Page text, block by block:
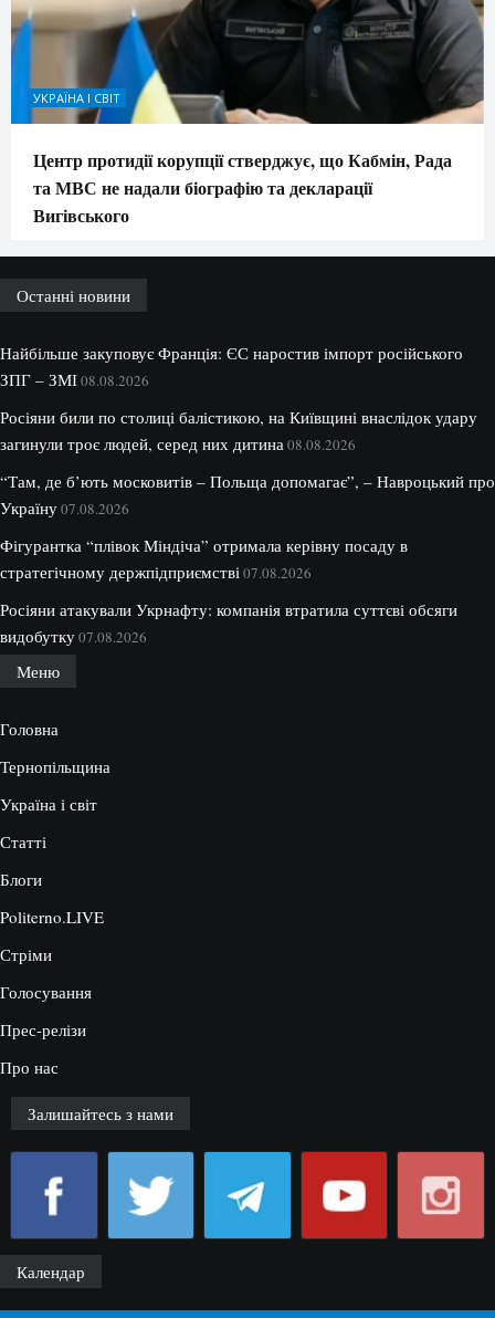
УКРАЇНА І СВІТ
Центр протидії корупції стверджує, що Кабмін, Рада
та МВС не надали біографію та декларації
Вигівського
Останні новини
Найбільше закуповує Франція: ЄС наростив імпорт російського
ЗПГ – ЗМІ08.08.2026
Росіяни били по столиці балістикою, на Київщині внаслідок удару
загинули троє людей, серед них дитина 08.08.2026
“Там, де б’ють московитів – Польща допомагає”, – Навроцький про
Україну07.08.2026
Фігурантка “плівок Міндіча” отримала керівну посаду в
стратегічному держпідприємстві 07.08.2026
Росіяни атакували Укрнафту: компанія втратила суттєві обсяги
видобутку07.08.2026
Меню
Головна
Тернопільщина
Україна і світ
Статті
Блоги
Politerno.LIVE
Стріми
Голосування
Прес-релізи
Про нас
Залишайтесь з нами
Календар